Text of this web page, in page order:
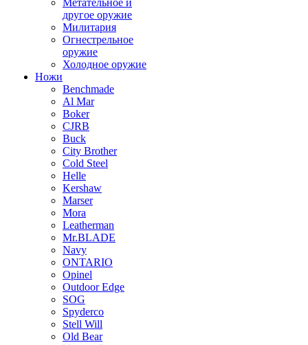
Метательное и
другое оружие
Милитария
Огнестрельное
оружие
Холодное оружие
Ножи
Benchmade
Al Mar
Boker
CJRB
Buck
City Brother
Cold Steel
Helle
Kershaw
Marser
Mora
Leatherman
Mr.BLADE
Navy
ONTARIO
Opinel
Outdoor Edge
SOG
Spyderco
Stell Will
Old Bear